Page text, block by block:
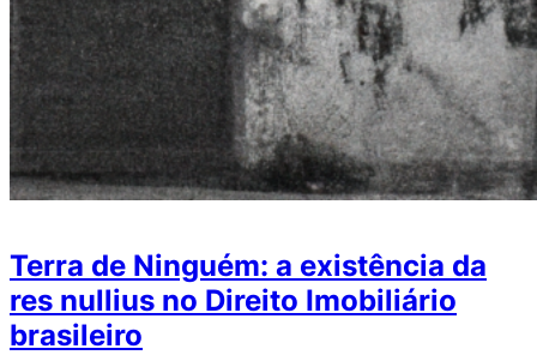
Terra de Ninguém: a existência da
res nullius no Direito Imobiliário
brasileiro